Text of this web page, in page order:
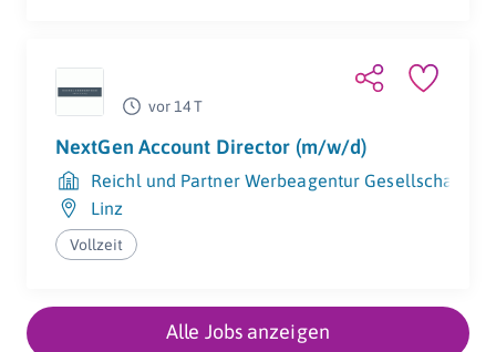
vor 14 T
NextGen Account Director (m/w/d)
Reichl und Partner Werbeagentur Gesellschaft
Linz
Vollzeit
Alle Jobs anzeigen